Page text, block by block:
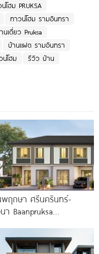
โฮม PRUKSA
ทาวน์โฮม รามอินทรา
นเดี่ยว Pruksa
บ้านแฝด รามอินทรา
โฮม
รีวิว บ้าน
พฤกษา ศรีนครินทร์-
า Baanpruksa
บ้านแฝด ใกล้ Mega บางนา
ง 5